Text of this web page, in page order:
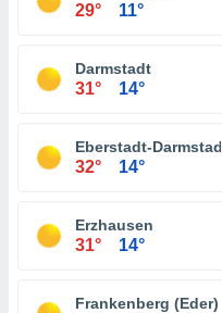
29° 11°
Darmstadt
31° 14°
Eberstadt-Darmstadt
32° 14°
Erzhausen
31° 14°
Frankenberg (Eder)